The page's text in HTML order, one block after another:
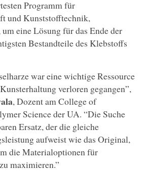
Programm für
und Kunststofftechnik,
eine Lösung für das Ende der
Bestandteile des Klebstoffs
war eine wichtige Ressource
verloren gegangen”,
, Dozent am College of
Science der UA. “Die Suche
Ersatz, der die gleiche
aufweist wie das Original,
die Materialoptionen für
maximieren.”